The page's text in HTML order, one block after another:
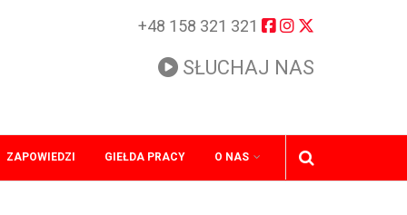
+48 158 321 321
SŁUCHAJ NAS
ZAPOWIEDZI GIEŁDA PRACY O NAS